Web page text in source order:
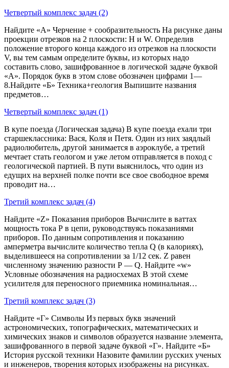
Четвертый комплекс задач (2)
Найдите «А» Черчение + сообразительность На рисунке даны
проекции отрезков на 2 плоскости: H и W. Определив
положение второго конца каждого из отрезков на плоскости
V, вы тем самым определите буквы, из которых надо
составить слово, зашифрованное в логической задаче буквой
«А». Порядок букв в этом слове обозначен цифрами 1—
8.Найдите «Б» Техника+геология Выпишите названия
предметов…
Четвертый комплекс задач (1)
В купе поезда (Логическая задача) В купе поезда ехали три
старшеклассника: Вася, Коля и Петя. Один из них заядлый
радиолюбитель, другой занимается в аэроклубе, а третий
мечтает стать геологом и уже летом отправляется в поход с
геологической партией. В пути выяснилось, что один из
едущих на верхней полке почти все свое свободное время
проводит на…
Третий комплекс задач (4)
Найдите «Z» Показания приборов Вычислите в ваттах
мощность тока Р в цепи, руководствуясь показаниями
приборов. По данным сопротивления и показанию
амперметра вычислите количество тепла Q (в калориях),
выделившееся на сопротивлении за 1/12 сек. Z равен
численному значению разности Р — Q. Найдите «w»
Условные обозначения на радиосхемах В этой схеме
усилителя для переносного приемника номинальная…
Третий комплекс задач (3)
Найдите «Г» Символы Из первых букв значений
астрономических, топографических, математических и
химических знаков и символов образуется название элемента,
зашифрованного в первой задаче буквой «Г». Найдите «Б»
История русской техники Назовите фамилии русских ученых
и инженеров, творения которых изображены на рисунках.